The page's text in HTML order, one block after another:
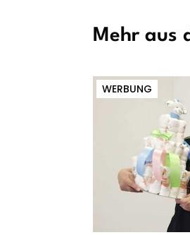
Mehr aus
WERBUNG